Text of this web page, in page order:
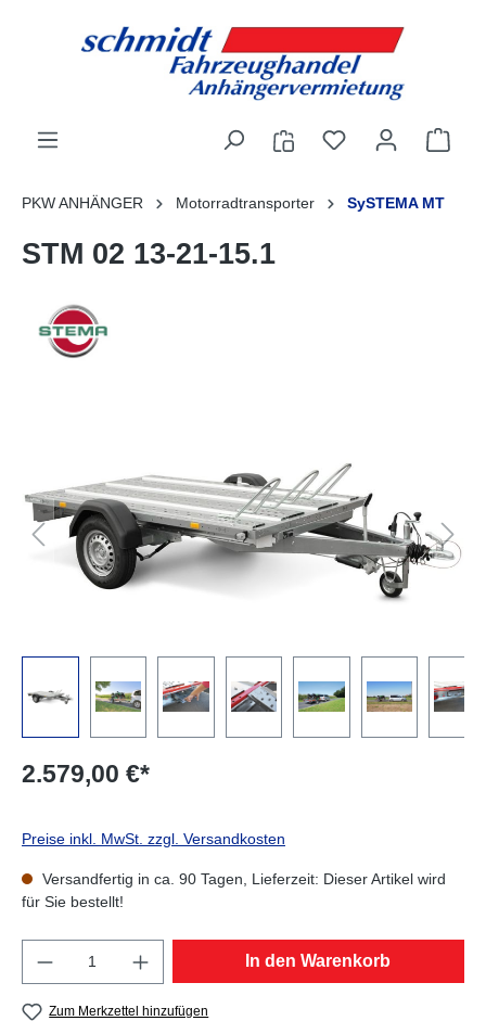
PKW ANHÄNGER Motorradtransporter SySTEMA MT
STM 02 13-21-15.1
2.579,00 €*
Preise inkl. MwSt. zzgl. Versandkosten
Versandfertig in ca. 90 Tagen, Lieferzeit: Dieser Artikel wird
für Sie bestellt!
Produkt Anzahl: Gib den gewünschten
In den Warenkorb
Zum Merkzettel hinzufügen